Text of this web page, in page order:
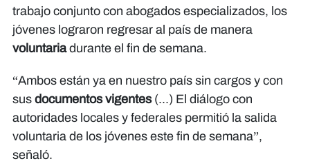
trabajo conjunto con abogados especializados, los
jóvenes lograron regresar al país de manera
voluntariadurante el fin de semana.
“Ambos están ya en nuestro país sin cargos y con
sus documentos vigentes(...) El diálogo con
autoridades locales y federales permitió la salida
voluntaria de los jóvenes este fin de semana”,
señaló.